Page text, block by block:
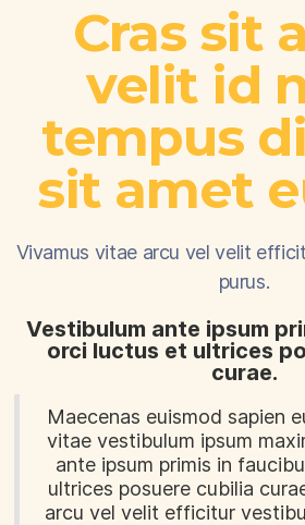
Cras sit
velit id
tempus
sit amet
Vivamus vitae arcu vel velit
purus.
Vestibulum ante ipsum
orci luctus et ultrices
curae.
Maecenas euismod sapien
vitae vestibulum ipsum
ante ipsum primis in
ultrices posuere cubilia
arcu vel velit efficitur